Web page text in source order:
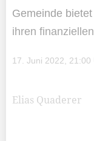
Gemeinde
ihren
17. Juni 2022, 21:00
Elias Quaderer